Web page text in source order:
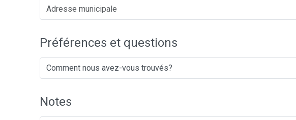
Préférences et questions
Notes